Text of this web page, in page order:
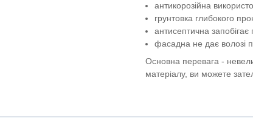
антикорозійна
грунтовка глибокого
антисептична запобігає
фасадна не дає волозі
Основна перевага -
матеріалу, ви можете